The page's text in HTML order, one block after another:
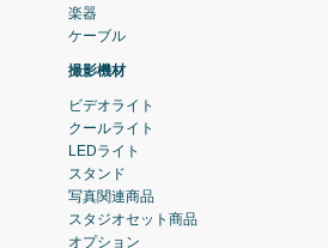
楽器
ケーブル
撮影機材
ビデオライト
クールライト
LEDライト
スタンド
写真関連商品
スタジオセット商品
オプション